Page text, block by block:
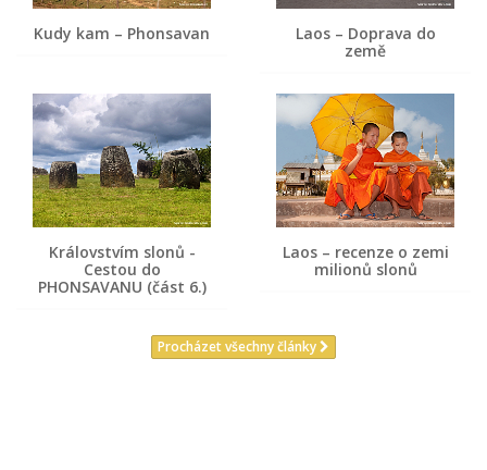
Kudy kam – Phonsavan
Laos – Doprava do
země
Královstvím slonů -
Cestou do
PHONSAVANU (část 6.)
Laos – recenze o zemi
milionů slonů
Procházet všechny články